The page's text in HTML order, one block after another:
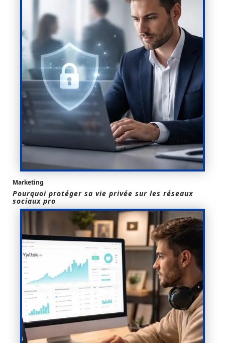
Marketing
Pourquoi protéger sa vie privée sur les réseaux
sociaux pro